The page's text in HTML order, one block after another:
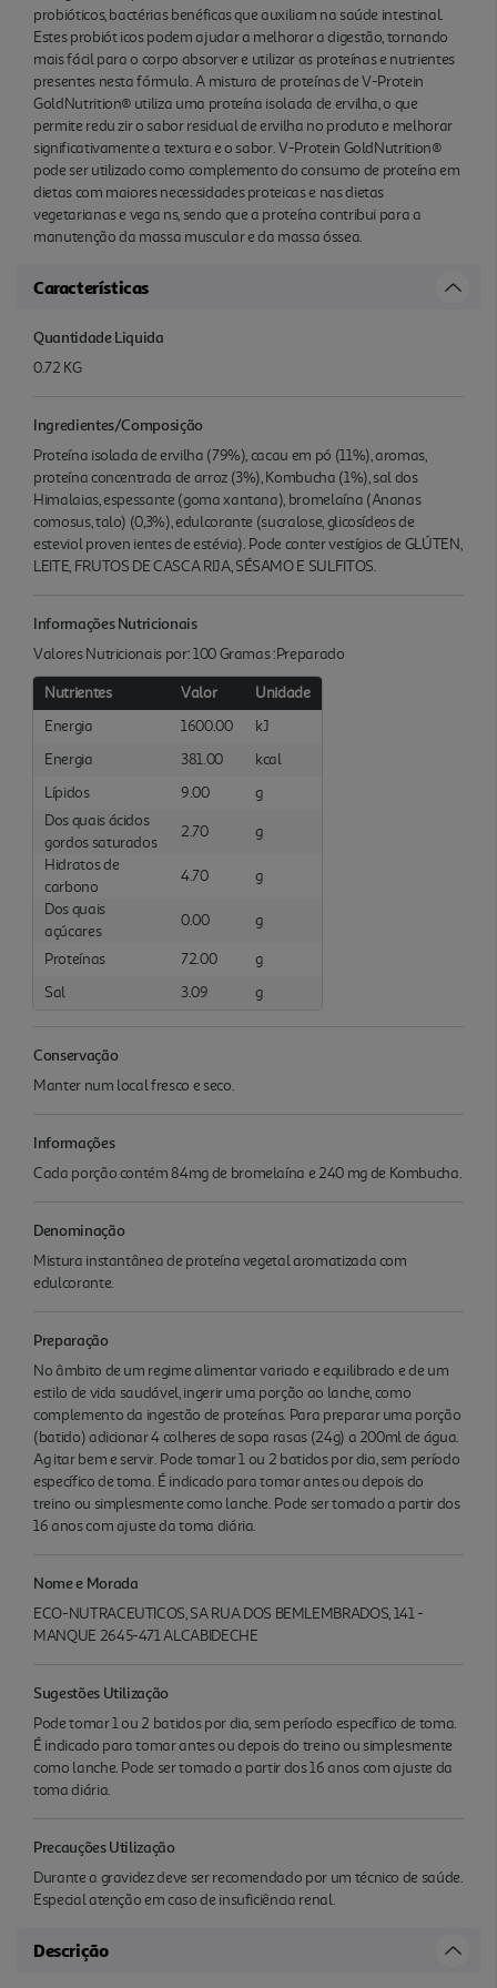
probióticos, bactérias benéficas que auxiliam na saúde intestinal.
Estes probiót icos podem ajudar a melhorar a digestão, tornando
mais fácil para o corpo absorver e utilizar as proteínas e nutrientes
presentes nesta fórmula. A mistura de proteínas de V-Protein
GoldNutrition® utiliza uma proteína isolada de ervilha, o que
permite redu zir o sabor residual de ervilha no produto e melhorar
significativamente a textura e o sabor. V-Protein GoldNutrition®
pode ser utilizado como complemento do consumo de proteína em
dietas com maiores necessidades proteicas e nas dietas
vegetarianas e vega ns, sendo que a proteína contribui para a
manutenção da massa muscular e da massa óssea.
Características
Quantidade Liquida
0.72 KG
Ingredientes/Composição
Proteína isolada de ervilha (79%), cacau em pó (11%), aromas,
proteína concentrada de arroz (3%), Kombucha (1%), sal dos
Himalaias, espessante (goma xantana), bromelaína (Ananas
comosus, talo) (0,3%), edulcorante (sucralose, glicosídeos de
esteviol proven ientes de estévia). Pode conter vestígios de GLÚTEN,
LEITE, FRUTOS DE CASCA RIJA, SÉSAMO E SULFITOS.
Informações Nutricionais
Valores Nutricionais por: 100 Gramas :Preparado
Nutrientes Valor
Unidade
Energia
1600.00
kJ
Energia
381.00
kcal
Lípidos
9.00
g
Dos quais ácidos
gordos saturados
2.70
g
Hidratos de
carbono
4.70
g
Dos quais
açúcares
0.00 g
Proteínas 72.00
g
Sal
3.09 g
Conservação
Manter num local fresco e seco.
Informações
Cada porção contém 84mg de bromelaína e 240 mg de Kombucha.
Denominação
Mistura instantânea de proteína vegetal aromatizada com
edulcorante.
Preparação
No âmbito de um regime alimentar variado e equilibrado e de um
estilo de vida saudável, ingerir uma porção ao lanche, como
complemento da ingestão de proteínas. Para preparar uma porção
(batido) adicionar 4 colheres de sopa rasas (24g) a 200ml de água.
Ag itar bem e servir. Pode tomar 1 ou 2 batidos por dia, sem período
específico de toma. É indicado para tomar antes ou depois do
treino ou simplesmente como lanche. Pode ser tomado a partir dos
16 anos com ajuste da toma diária.
Nome e Morada
ECO-NUTRACEUTICOS, SA RUA DOS BEMLEMBRADOS, 141 -
MANQUE 2645-471 ALCABIDECHE
Sugestões Utilização
Pode tomar 1 ou 2 batidos por dia, sem período específico de toma.
É indicado para tomar antes ou depois do treino ou simplesmente
como lanche. Pode ser tomado a partir dos 16 anos com ajuste da
toma diária.
Precauções Utilização
Durante a gravidez deve ser recomendado por um técnico de saúde.
Especial atenção em caso de insuficiência renal.
Descrição